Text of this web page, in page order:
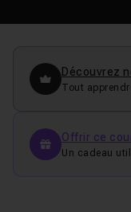
Découvrez
Tout
Offrir ce
Un cadeau